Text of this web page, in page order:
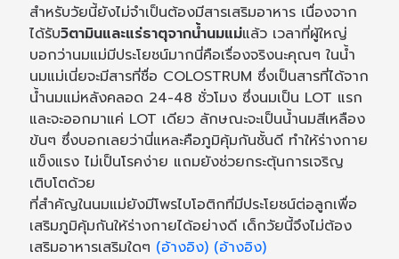
สำหรับวัยนี้ยังไม่จำเป็นต้องมีสารเสริมอาหาร เนื่องจาก
ได้รับวิตามินและแร่ธาตุจากน้ำนมแม่แล้ว เวลาที่ผู้ใหญ่
บอกว่านมแม่มีประโยชน์มากนี่คือเรื่องจริงนะคุณๆ ในน้ำ
นมแม่เนี่ยจะมีสารที่ชื่อ COLOSTRUM ซึ่งเป็นสารที่ได้จาก
น้ำนมแม่หลังคลอด 24-48 ชั่วโมง ซึ่งนมเป็น LOT แรก
และจะออกมาแค่ LOT เดียว ลักษณะจะเป็นน้ำนมสีเหลือง
ข้นๆ ซึ่งบอกเลยว่านี่แหละคือภูมิคุ้มกันชั้นดี ทำให้ร่างกาย
แข็งแรง ไม่เป็นโรคง่าย แถมยังช่วยกระตุ้นการเจริญ
เติบโตด้วย
ที่สำคัญในนมแม่ยังมีโพรไบโอติกที่มีประโยชน์ต่อลูกเพื่อ
เสริมภูมิคุ้มกันให้ร่างกายได้อย่างดี เด็กวัยนี้จึงไม่ต้อง
เสริมอาหารเสริมใดๆ (อ้างอิง) (อ้างอิง)